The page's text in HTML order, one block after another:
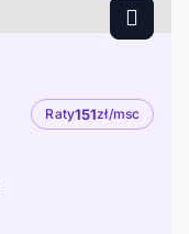
Raty151zł/msc